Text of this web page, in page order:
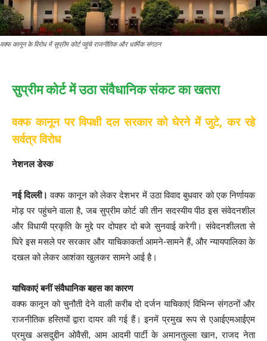
वक्फ कानून के विरोध में सुप्रीम कोर्ट पहुंचे राजनीतिक और धार्मिक संगठन
सुप्रीम कोर्ट में उठा संवैधानिक संकट का खतरा
वक्फ कानून पर विपक्षी दल सरकार को घेरने में जुटे, कर रहे
सर्वत्र विरोध
नेशनल डेस्क
नई दिल्ली। वक्फ कानून को लेकर देशभर में उठा विवाद बुधवार को एक निर्णायक
मोड़ पर पहुंचने वाला है, जब सुप्रीम कोर्ट की तीन सदस्यीय पीठ इस संवेदनशील
और विधायी प्रकृति के मुद्दे पर दोपहर दो बजे सुनवाई करेगी। संवेदनशीलता से
घिरे इस मसले पर सरकार और याचिकाकर्ता आमने-सामने हैं, और न्यायपालिका के
दखल को लेकर आशंका खुलकर सामने आई है।
याचिकाएं बनीं संवैधानिक बहस का कारण
वक्फ कानून को चुनौती देने वाली करीब दो दर्जन याचिकाएं विभिन्न संगठनों और
राजनीतिक हस्तियों द्वारा दायर की गई हैं। इनमें प्रमुख रूप से एआईएमआईएम
प्रमुख असदुद्दीन ओवैसी, आम आदमी पार्टी के अमानतुल्ला खान, राजद नेता